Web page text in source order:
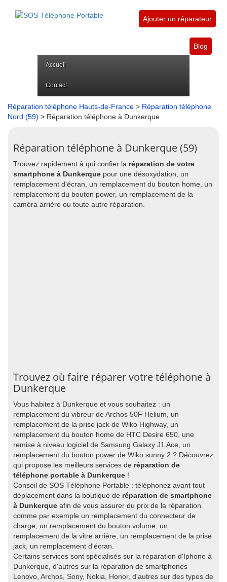
Ajouter un réparateur
Blog
Accueil
Contact
Réparation téléphone Hauts-de-France > Réparation téléphone
Nord (59) > Réparation téléphone à Dunkerque
Réparation téléphone à Dunkerque (59)
Trouvez rapidement à qui confier la réparation de votre
smartphone à Dunkerque pour une désoxydation, un
remplacement d'écran, un remplacement du bouton home, un
remplacement du bouton power, un remplacement de la
caméra arrière ou toute autre réparation.
Trouvez où faire réparer votre téléphone à
Dunkerque
Vous habitez à Dunkerque et vous souhaitez : un
remplacement du vibreur de Archos 50F Helium, un
remplacement de la prise jack de Wiko Highway, un
remplacement du bouton home de HTC Desire 650, une
remise à niveau logiciel de Samsung Galaxy J1 Ace, un
remplacement du bouton power de Wiko sunny 2 ? Découvrez
qui propose les meilleurs services de réparation de
téléphone portable à Dunkerque !
Conseil de SOS Téléphone Portable : téléphonez avant tout
déplacement dans la boutique de réparation de smartphone
à Dunkerque afin de vous assurer du prix de la réparation
comme par exemple un remplacement du connecteur de
charge, un remplacement du bouton volume, un
remplacement de la vitre arrière, un remplacement de la prise
jack, un remplacement d'écran.
Certains services sont spécialisés sur la réparation d'Iphone à
Dunkerque, d'autres sur la réparation de smartphones
Lenovo, Archos, Sony, Nokia, Honor, d'autres sur des types de